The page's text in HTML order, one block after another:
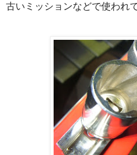
古いミッションなどで使われ